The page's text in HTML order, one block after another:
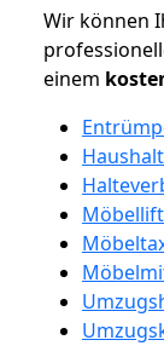
Wir können
einem